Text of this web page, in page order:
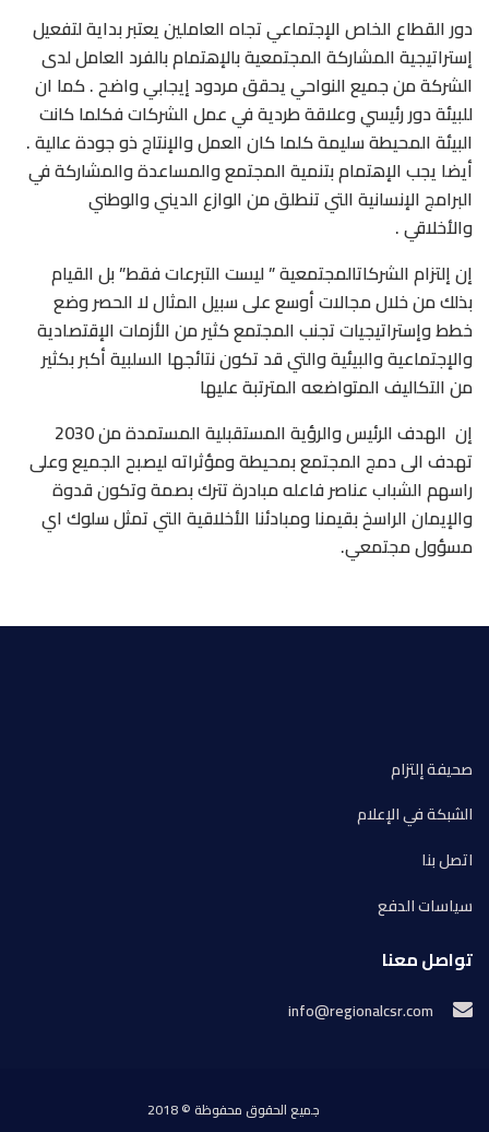
دور القطاع الخاص الإجتماعي تجاه العاملين يعتبر بداية لتفعيل
إستراتيجية المشاركة المجتمعية بالإهتمام بالفرد العامل لدى
الشركة من جميع النواحي يحقق مردود إيجابي واضح . كما ان
للبيئة دور رئيسي وعلاقة طردية في عمل الشركات فكلما كانت
البيئة المحيطة سليمة كلما كان العمل والإنتاج ذو جودة عالية .
أيضا يجب الإهتمام بتنمية المجتمع والمساعدة والمشاركة في
البرامج الإنسانية التي تنطلق من الوازع الديني والوطني
والأخلاقي .
إن إلتزام الشركاتالمجتمعية ” ليست التبرعات فقط” بل القيام
بذلك من خلال مجالات أوسع على سبيل المثال لا الحصر وضع
خطط وإستراتيجيات تجنب المجتمع كثير من الأزمات الإقتصادية
والإجتماعية والبيئية والتي قد تكون نتائجها السلبية أكبر بكثير
من التكاليف المتواضعه المترتبة عليها
إن الهدف الرئيس والرؤية المستقبلية المستمدة من 2030
تهدف الى دمج المجتمع بمحيطة ومؤثراته ليصبح الجميع وعلى
راسهم الشباب عناصر فاعله مبادرة تترك بصمة وتكون قدوة
والإيمان الراسخ بقيمنا ومبادئنا الأخلاقية التي تمثل سلوك اي
مسؤول مجتمعي.
صحيفة إلتزام
الشبكة في الإعلام
اتصل بنا
سياسات الدفع
تواصل معنا
جميع الحقوق محفوظة © 2018